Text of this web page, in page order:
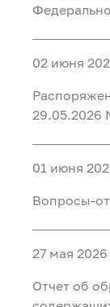
сведения о
имуществе
договора
имуществе
(супругов)
02 июня
29.05.2026
01 июня
Вопросы-
27 мая 2026
Отчет об